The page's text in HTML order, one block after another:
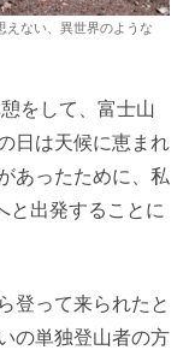
えない、異世界のような
をして、富士山
日は天候に恵まれ
あったために、私
と出発することに
登って来られたと
の単独登山者の方